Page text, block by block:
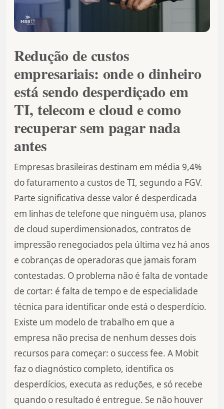
Redução de custos
empresariais: onde o dinheiro
está sendo desperdiçado em
TI, telecom e cloud e como
recuperar sem pagar nada
antes
Empresas brasileiras destinam em média 9,4%
do faturamento a custos de TI, segundo a FGV.
Parte significativa desse valor é desperdicada
em linhas de telefone que ninguém usa, planos
de cloud superdimensionados, contratos de
impressão renegociados pela última vez há anos
e cobranças de operadoras que jamais foram
contestadas. O problema não é falta de vontade
de cortar: é falta de tempo e de especialidade
técnica para identificar onde está o desperdício.
Existe um modelo de trabalho em que a
empresa não precisa de nenhum desses dois
recursos para começar: o success fee. A Mobit
faz o diagnóstico completo, identifica os
desperdícios, executa as reduções, e só recebe
quando o resultado é entregue. Se não houver